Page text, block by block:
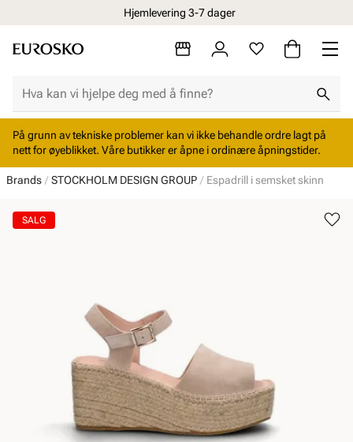
Hjemlevering 3-7 dager
På grunn av tekniske problemer kan vi ikke behandle ordre lagt på
nett for øyeblikket. Våre butikker er åpne i ordinære åpningstider.
Brands STOCKHOLM DESIGN GROUP Espadrill i semsket skinn
SALG